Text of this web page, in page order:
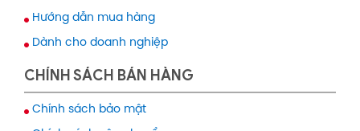
Hướng dẫn mua hàng
Dành cho doanh nghiệp
CHÍNH SÁCH BÁN HÀNG
Chính sách bảo mật